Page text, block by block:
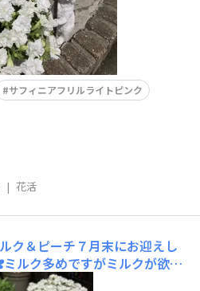
サフィニアフリルライトピンク
| 花活
ク＆ピーチ７月末にお迎えし
ルク多めですがミルクが欲し